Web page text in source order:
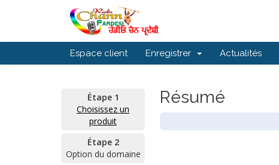
Espace client Enregistrer Actualités
Étape 1
Choisissez un
produit
Étape 2
Option du domaine
Résumé